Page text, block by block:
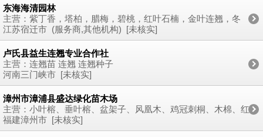
东海海清园林
主营：紫丁香，塔柏，腊梅，碧桃，红叶石楠，金叶连翘，冬
青，黄杨，红叶小檗，红梅
江苏宿迁市 (服务商,其他机构) [未核实]
卢氏县益生连翘专业合作社
主营：连翘苗 连翘 连翘种子
河南三门峡市 [未核实]
漳州市漳浦县盛达绿化苗木场
主营：小叶榕、垂叶榕、盆架子、风凰木、鸡冠刺桐、木棉、红
桑、花叶假连翘、金边假连翘、合果芋、红背桂、红花紫荆、美
人树、大红紫薇、苏铁、伊拉克蜜枣、黄金叶、黄金榕、七里
福建漳州市 [未核实]